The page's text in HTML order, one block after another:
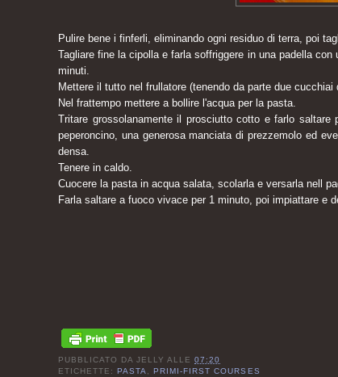
Pulire bene i finferli, eliminando ogni residuo di terra, poi
Tagliare fine la cipolla e farla soffriggere in una padella
minuti.
Mettere il tutto nel frullatore (tenendo da parte due
Nel frattempo mettere a bollire l'acqua per la pasta.
Tritare grossolanamente il prosciutto cotto e farlo
peperoncino, una generosa manciata di prezzemolo ed
densa.
Tenere in caldo.
Cuocere la pasta in acqua salata, scolarla e versarla nell
Farla saltare a fuoco vivace per 1 minuto, poi impiattare e
PUBBLICATO DAJELLY ALLE07:20
ETICHETTE: PASTA, PRIMI-FIRST COURSES